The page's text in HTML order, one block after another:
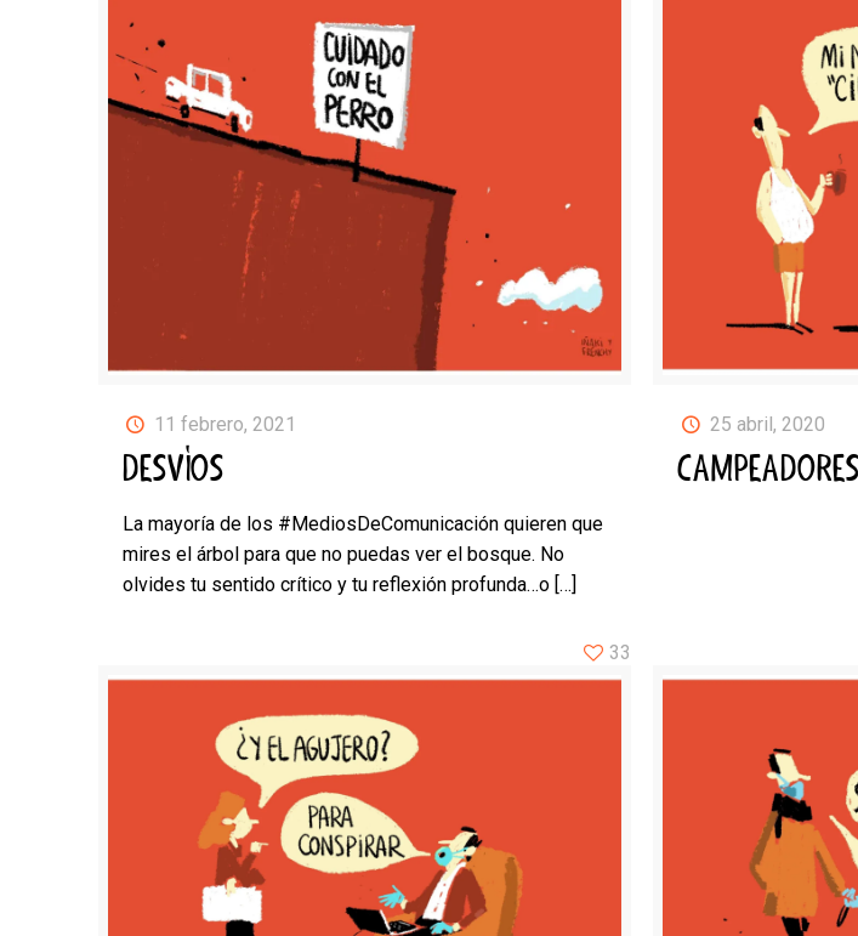
11 febrero, 2021
DESVÍOS
La mayoría de los #MediosDeComunicación quieren que
mires el árbol para que no puedas ver el bosque. No
olvides tu sentido crítico y tu reflexión profunda…o[…]
25 abril, 2020
CAMPEADORES
33